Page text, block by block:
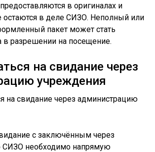
в оригиналах и
остаются в деле СИЗО. Неполный или
пакет может стать
в разрешении на посещение.
на свидание через
учреждения
с заключённым через
СИЗО необходимо напрямую